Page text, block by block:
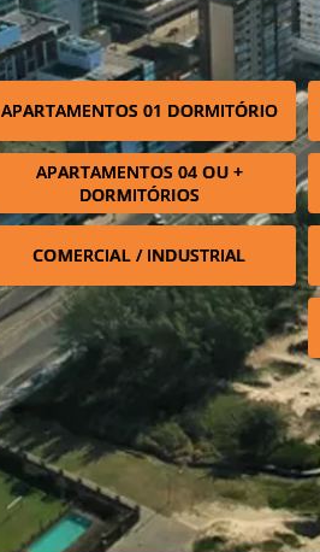
APARTAMENTOS 01 DORMITÓRIO
APARTAMENTOS 04 OU +
DORMITÓRIOS
COMERCIAL / INDUSTRIAL